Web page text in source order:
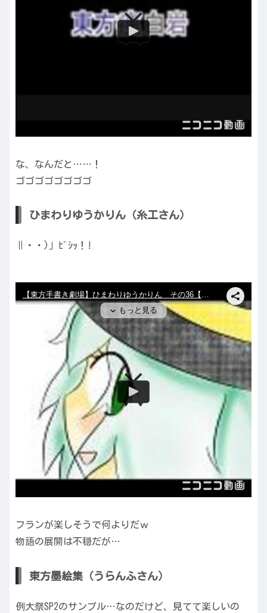
な、なんだと……！
ゴゴゴゴゴゴゴゴ
ひまわりゆうかりん（糸工さん）
∥・・)」ﾋﾞｼｯ！!
フランが楽しそうで何よりだｗ
物語の展開は不穏だが…
東方墨絵集（うらんふさん）
例大祭SP2のサンプル…なのだけど、見てて楽しいの